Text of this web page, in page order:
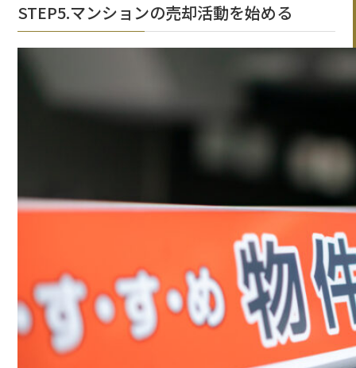
STEP5.マンションの売却活動を始める